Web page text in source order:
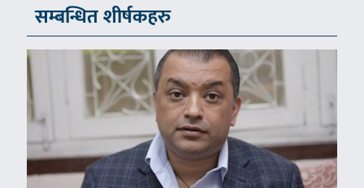
सम्बन्धित शीर्षकहरु